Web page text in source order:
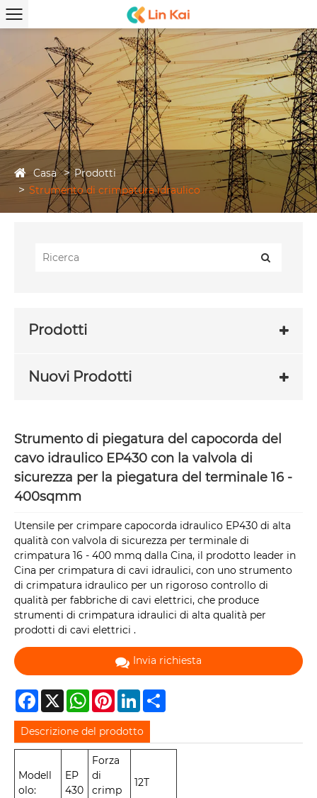
Casa
Prodotti
Strumento di crimpatura idraulico
Prodotti
Nuovi Prodotti
Strumento di piegatura del capocorda del
cavo idraulico EP430 con la valvola di
sicurezza per la piegatura del terminale 16 -
400sqmm
Utensile per crimpare capocorda idraulico EP430 di alta
qualità con valvola di sicurezza per terminale di
crimpatura 16 - 400 mmq dalla Cina, il prodotto leader in
Cina per crimpatura di cavi idraulici, con uno strumento
di crimpatura idraulico per un rigoroso controllo di
qualità per fabbriche di cavi elettrici, che produce
strumenti di crimpatura idraulici di alta qualità per
prodotti di cavi elettrici .
Invia richiesta
Facebook
X WhatsAppPinterestLinkedIn
Descrizione del prodotto
Modell
olo:
EP
430
Forza
di
crimp
12T